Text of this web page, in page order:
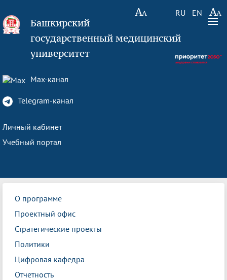
RU EN
Башкирский
государственный медицинский
университет
Max-канал
Telegram-канал
Личный кабинет
Учебный портал
О программе
Проектный офис
Стратегические проекты
Политики
Цифровая кафедра
Отчетность